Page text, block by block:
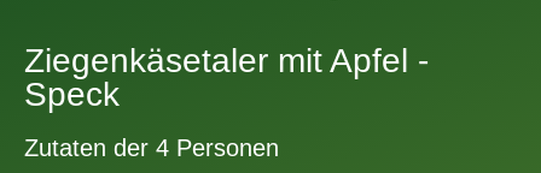
Ziegenkäsetaler mit Apfel -
Speck
Zutaten der 4 Personen